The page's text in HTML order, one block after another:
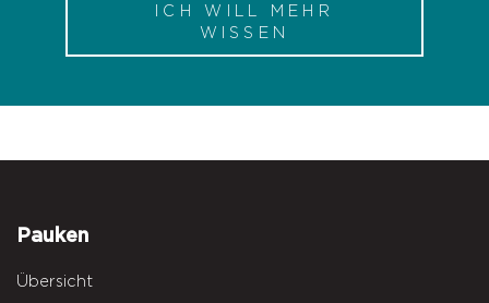
ICH WILL MEHR
WISSEN
Pauken
Übersicht